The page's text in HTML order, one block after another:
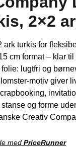
2×2
ark turkis for
cm format – klar
lugtfri og
motiv giver
stanse og forme
Creativ
med PriceRunner